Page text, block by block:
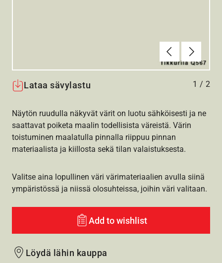
Edellinen
Lataa sävylastu 1 / 2
Näytön ruudulla näkyvät värit on luotu sähköisesti ja ne
saattavat poiketa maalin todellisista väreistä. Värin
toistuminen maalatulla pinnalla riippuu pinnan
materiaalista ja kiillosta sekä tilan valaistuksesta.
Valitse aina lopullinen väri värimateriaalien avulla siinä
ympäristössä ja niissä olosuhteissa, joihin väri valitaan.
Add to wishlist
Löydä lähin kauppa